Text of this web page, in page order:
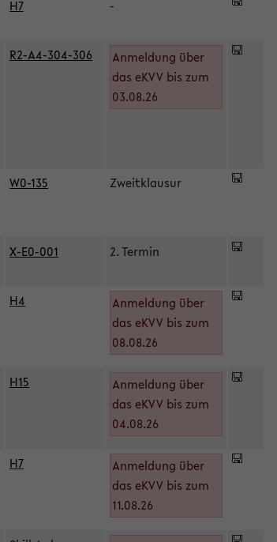
H7 -
R2-A4-304-306
Anmeldung über
das eKVV bis zum
03.08.26
W0-135 Zweitklausur
X-E0-001 2. Termin
H4
Anmeldung über
das eKVV bis zum
08.08.26
H15
Anmeldung über
das eKVV bis zum
04.08.26
H7
Anmeldung über
das eKVV bis zum
11.08.26